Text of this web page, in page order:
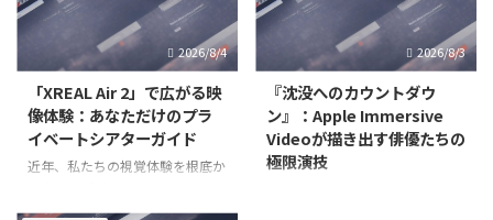
Immersive Videoは、単なる視聴
を超え、まるでその場にいるかの
ような圧倒的な没入感を可能にし
は、単なるデバイスの装着を超
え、人間の知覚や記憶、コミュニ
ケーションのあり方そのものを変
革する可能性を秘めています。そ
の
2026/8/4
「XREAL Air 2」で広がる映
像体験：あなただけのプラ
イベートシアターガイド
近年、私たちの視覚体験を根底か
トグラスが注目を集めています。
2026/8/3
『沈没へのカウントダウ
ン』：Apple Immersive
Videoが描き出す俳優たちの
極限演技